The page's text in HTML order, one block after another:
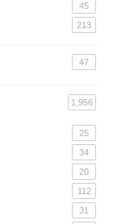
45
213
47
1,956
25
34
20
112
31